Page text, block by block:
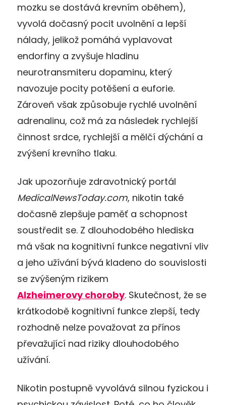
mozku se dostává krevním oběhem),
vyvolá dočasný pocit uvolnění a lepší
nálady, jelikož pomáhá vyplavovat
endorfiny a zvyšuje hladinu
neurotransmiteru dopaminu, který
navozuje pocity potěšení a euforie.
Zároveň však způsobuje rychlé uvolnění
adrenalinu, což má za následek rychlejší
činnost srdce, rychlejší a mělčí dýchání a
zvýšení krevního tlaku.
Jak upozorňuje zdravotnický portál
MedicalNewsToday.com, nikotin také
dočasně zlepšuje paměť a schopnost
soustředit se. Z dlouhodobého hlediska
má však na kognitivní funkce negativní vliv
a jeho užívání bývá kladeno do souvislosti
se zvýšeným rizikem
Alzheimerovy choroby. Skutečnost, že se
krátkodobě kognitivní funkce zlepší, tedy
rozhodně nelze považovat za přínos
převažující nad riziky dlouhodobého
užívání.
Nikotin postupně vyvolává silnou fyzickou i